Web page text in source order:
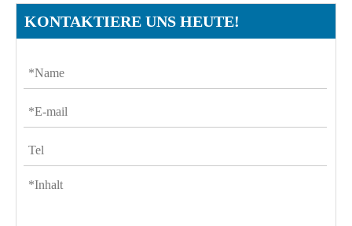
KONTAKTIERE UNS HEUTE!